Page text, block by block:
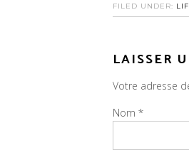
FILED UNDER:
LAISSER
Votre adresse
Nom *